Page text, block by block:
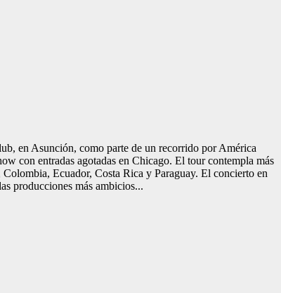
en Asunción, como parte de un recorrido por América
con entradas agotadas en Chicago. El tour contempla más
Ecuador, Costa Rica y Paraguay. El concierto en
producciones más ambicios...